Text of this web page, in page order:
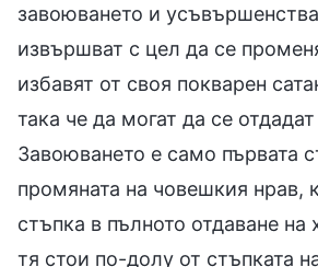
завоюването и
извършват с цел да се
избавят от своя покварен
така че да могат да се
Завоюването е само първата
промяната на човешкия нрав,
стъпка в пълното отдаване на
тя стои по-долу от стъпката